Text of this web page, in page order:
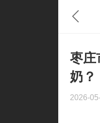
枣庄
奶？
2026-